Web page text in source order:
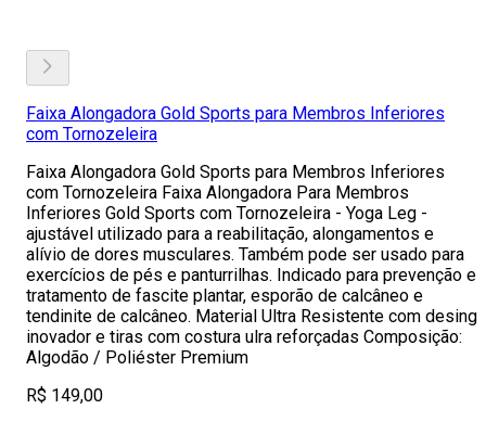
Faixa Alongadora Gold Sports para Membros Inferiores
com Tornozeleira
Faixa Alongadora Gold Sports para Membros Inferiores
com Tornozeleira Faixa Alongadora Para Membros
Inferiores Gold Sports com Tornozeleira - Yoga Leg -
ajustável utilizado para a reabilitação, alongamentos e
alívio de dores musculares. Também pode ser usado para
exercícios de pés e panturrilhas. Indicado para prevenção e
tratamento de fascite plantar, esporão de calcâneo e
tendinite de calcâneo. Material Ultra Resistente com desing
inovador e tiras com costura ulra reforçadas Composição:
Algodão / Poliéster Premium
R$ 149,00